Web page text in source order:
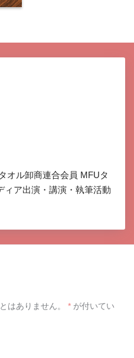
オル卸商連合会員 MFUタ
ィア出演・講演・執筆活動
はありません。 * が付いてい